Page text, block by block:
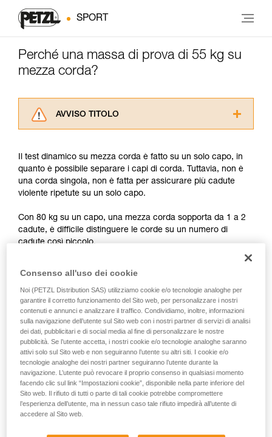
SPORT
Perché una massa di prova di 55 kg su
mezza corda?
AVVISO TITOLO
consultarlo. Dovete aver compreso le
informazioni dell’istruzione tecnica per poter
capire queste ulteriori informazioni.
La padronanza di queste tecniche richiede una
Verificate con un professionista la vostra
capacità di rifare la manovra, da soli, in piena
sicurezza, prima di riprodurla autonomamente.
attività. Ne possono esistere altre che non
Il test dinamico su mezza corda è fatto su un solo capo, in
quanto è possibile separare i capi di corda. Tuttavia, non è
una corda singola, non è fatta per assicurare più cadute
violente ripetute su un solo capo.
Con 80 kg su un capo, una mezza corda sopporta da 1 a 2
cadute, è difficile distinguere le corde su un numero di
cadute così piccolo.
tensione. In questo caso il peso dell'utilizzatore è ripartito su
ogni corda.
Per queste ragioni il comitato normativo ha deciso che le
mezze corde devono sopportare 5 cadute con 55 kg.
Le 5 cadute con 55 kg garantiscono l'utilizzo della mezza
corda.
Attenzione, questo non significa che potete assicurare un
arrampicatore su un solo capo di corda.
Consenso all'uso dei cookie
Noi (PETZL Distribution SAS) utilizziamo cookie e/o tecnologie analoghe per
garantire il corretto funzionamento del Sito web, per personalizzare i nostri
contenuti e annunci e analizzare il traffico. Condividiamo, inoltre, informazioni
sulla navigazione dell’utente sul Sito web con i nostri partner di servizi di analisi
dei dati, pubblicitari e di social media al fine di personalizzare le nostre
pubblicità. Se l’utente accetta, i nostri cookie e/o tecnologie analoghe saranno
attivi solo sul Sito web e non seguiranno l’utente su altri siti. I cookie e/o
tecnologie analoghe dei nostri partner seguiranno l’utente durante la
navigazione. L’utente può revocare il proprio consenso in qualsiasi momento
facendo clic sul link “Impostazioni cookie”, disponibile nella parte inferiore del
Sito web. Il rifiuto di tutti o parte di tali cookie potrebbe compromettere
l’esperienza dell’utente, ma in nessun caso tale rifiuto impedirà all’utente di
accedere al Sito web.